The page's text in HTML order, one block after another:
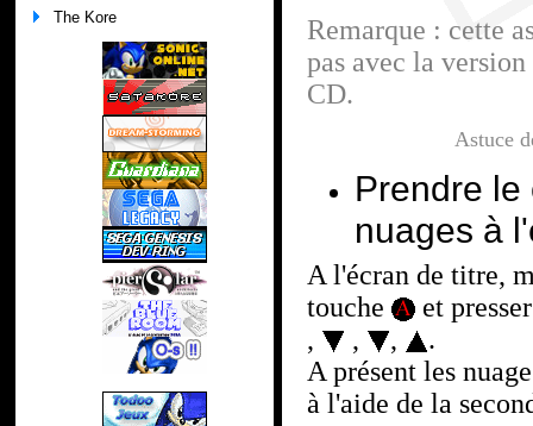
Remarque : cette
pas avec la
CD.
Astuce
Prendre
nuages à
A l'écran de titre,
touche
et
,
, ,
.
A présent les
à l'aide de la
The Kore